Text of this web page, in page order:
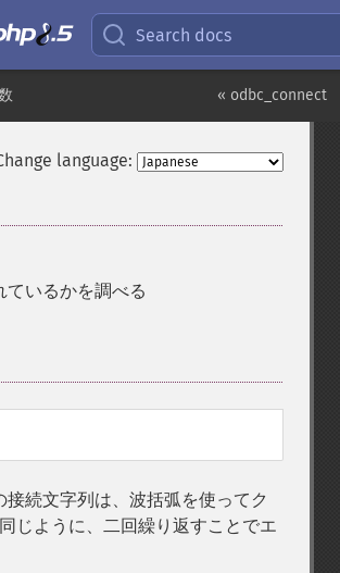
Search docs
« odbc_connect
language:
ているかを調べる
接続文字列は、波括弧を使ってク
じように、二回繰り返すことでエ